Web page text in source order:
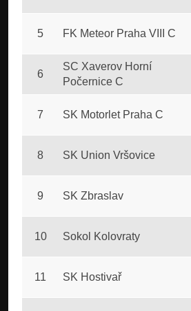
5 FK Meteor Praha VIII C
6
SC Xaverov Horní
Počernice C
7 SK Motorlet Praha C
8 SK Union Vršovice
9 SK Zbraslav
10 Sokol Kolovraty
11 SK Hostivař